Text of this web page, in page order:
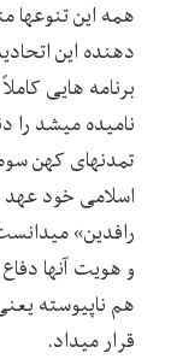
همه این تنوع‏ها
دهنده این
برنامه‏ هایی
نامیده می‏شد را
تمدن‏های کهن
اسلامی خود
رافدین»
و هویت آنها
هم ناپیوسته
قرار می‏داد.